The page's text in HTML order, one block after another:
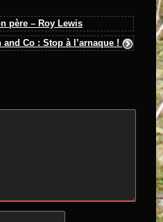
père – Roy Lewis
Co : Stop à l’arnaque !